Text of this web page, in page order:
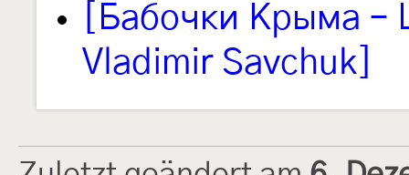
[Бабочки Крыма –
Vladimir Savchuk]